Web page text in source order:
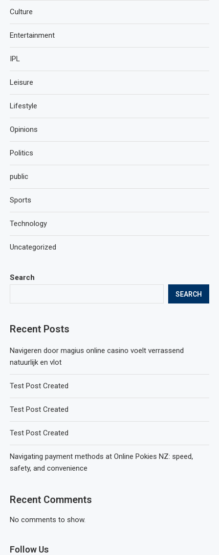
Search
SEARCH
Recent Posts
Navigeren door magius online casino voelt verrassend
natuurlijk en vlot
Test Post Created
Test Post Created
Test Post Created
Navigating payment methods at Online Pokies NZ: speed,
safety, and convenience
Recent Comments
No comments to show.
Follow Us
Culture
Entertainment
IPL
Leisure
Lifestyle
Opinions
Politics
public
Sports
Technology
Uncategorized